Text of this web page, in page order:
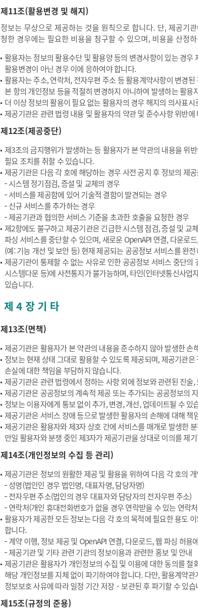
제11조(활용변경 및 해지)
정보는 무상으로 제공하는 것을 원칙으로 합니다. 단, 제공기
청한 경우에는 필요한 비용을 청구할 수 있으며, 비용을 산정
활용자는 정보의 활용수단 및 활용양 등의 변경사항이 있는 경
활용변경이 아닌 경우 이에 응하여야 합니다.
활용자는 주소, 연락처, 전자우편 주소 등 활용계약사항이 변경
본 항의 개인정보 등을 적절히 변경하지 아니하여 발생하는 활
더 이상 정보의 활용이 필요 없는 활용자의 경우 해지의 의사표
제공기관은 관련 법령 내용 및 활용자의 약관 및 준수사항 위반
제12조(제공중단)
제3조의 금지행위가 발생하는 등 활용자가 본 약관의 내용을 위
필요 조치를 취할 수 있습니다.
제공기관은 다음 각 호에 해당하는 경우 사전 공지 후 정보의 제
시스템 정기점검, 증설 및 교체의 경우
서비스를 제공함에 있어 기술적 결함이 발견되는 경우
신규 서비스를 추가하는 경우
제공기관과 협의한 서비스 기준을 초과한 호출을 요청한 경우
제2항에도 불구하고 제공기관은 긴급한 시스템 점검, 증설 및
파싱 서비스를 중단할 수 있으며, 새로운 OpenAPI 연결, 다운로
(예: 기능 개선 및 보안 등) 현재 제공되는 공공정보 서비스를 완
제공기관이 통제할 수 없는 사유로 인한 공공정보 서비스 중단
시스템다운 등)에 사전통지가 불가능하며, 타인(인터넷통신사
있습니다.
제 4 장 기 타
제13조(면책)
제공기관은 활용자가 본 약관의 내용을 준수하지 않아 발생한 손
정보는 현재 상태 그대로 활용할 수 있도록 제공되며, 제공기관
손실에 대한 책임을 부담하지 않습니다.
제공기관은 관련 법령에서 정하는 사항 외에 정보와 관련된 진술
제공기관은 공공정보의 계속적 제공 또는 추가되는 공공정보의
정보는 이용자에게 통보 없이 추가, 변경, 개선, 업데이트될 수 있
제공기관은 서비스 장애 등으로 발생한 활용자의 손해에 대해 책
제공기관은 활용자와 제3자 상호 간에 서비스를 매개로 발생한
만일 활용자와 분쟁 중인 제3자가 제공기관을 상대로 이의를 제
제14조(개인정보의 수집 등 관리)
제공기관은 정보의 원활한 제공 및 활용을 위하여 다음 각 호의
성명(법인인 경우 법인명, 대표자명, 담당자명)
전자우편 주소(법인의 경우 대표자와 담당자의 전자우편 주소)
연락처(개인 휴대전화번호가 없을 경우 연락받을 수 있는 연락
활용자가 제공한 모든 정보는 다음 각 호의 목적에 필요한 용도
합니다.
계약 이행, 정보 제공 및 OpenAPI 연결, 다운로드, 웹 파싱 허용
제공기관 및 기타 관련 기관의 정보이용과 관련한 홍보 및 안내
제공기관은 활용자가 개인정보의 수집 및 이용에 대한 동의를
해당 개인정보를 지체 없이 파기하여야 합니다. 다만, 활용계약
정보보호 사유에 따라 일정 기간 저장・보관된 후 파기할 수 있습
제15조(규정의 준용)